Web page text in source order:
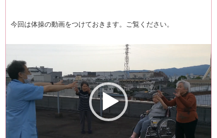
今回は体操の動画をつけておきます。ご覧ください。
画
プ
レ
ヤ